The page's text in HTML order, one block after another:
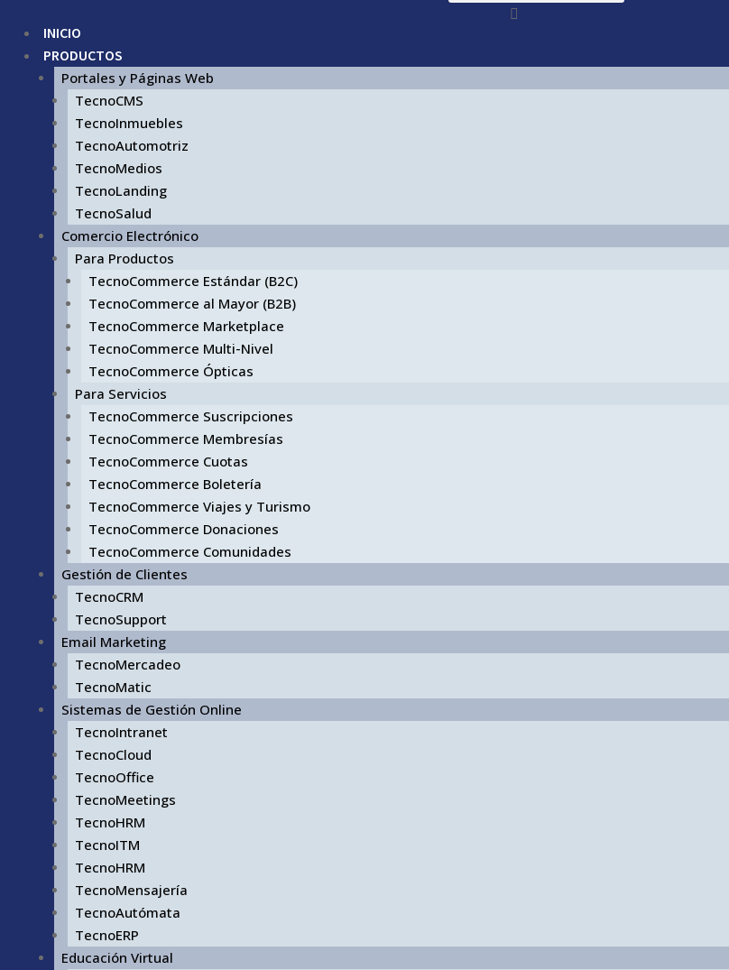
INICIO
PRODUCTOS
Portales y Páginas Web
TecnoCMS
TecnoInmuebles
TecnoAutomotriz
TecnoMedios
TecnoLanding
TecnoSalud
Comercio Electrónico
Para Productos
TecnoCommerce Estándar (B2C)
TecnoCommerce al Mayor (B2B)
TecnoCommerce Marketplace
TecnoCommerce Multi-Nivel
TecnoCommerce Ópticas
Para Servicios
TecnoCommerce Suscripciones
TecnoCommerce Membresías
TecnoCommerce Cuotas
TecnoCommerce Boletería
TecnoCommerce Viajes y Turismo
TecnoCommerce Donaciones
TecnoCommerce Comunidades
Gestión de Clientes
TecnoCRM
TecnoSupport
Email Marketing
TecnoMercadeo
TecnoMatic
Sistemas de Gestión Online
TecnoIntranet
TecnoCloud
TecnoOffice
TecnoMeetings
TecnoHRM
TecnoITM
TecnoHRM
TecnoMensajería
TecnoAutómata
TecnoERP
Educación Virtual